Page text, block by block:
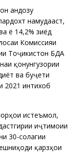
андозу
намудааст,
ё 14,2% зиёд
Комиссияи
Тоҷикистон БДА
қонунгузории
ва буҷети
2021 интихоб
истеъмолӣ,
иҷтимоии
30-солагии
қарзҳои